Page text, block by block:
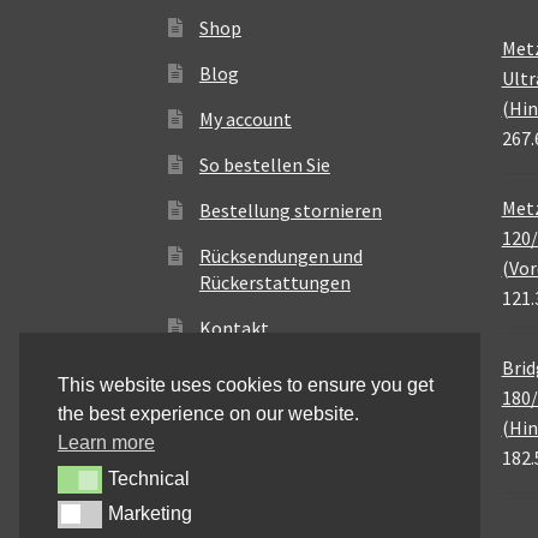
Shop
Blog
My account
So bestellen Sie
Bestellung stornieren
Rücksendungen und
Rückerstattungen
Kontakt
This website uses cookies to ensure you get
the best experience on our website.
Learn more
TechnicalTechnical
MarketingMarketing